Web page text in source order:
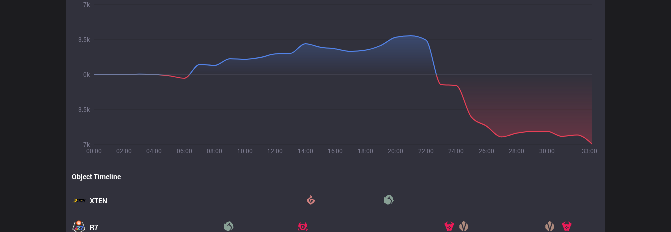
00:00 02:00 04:00 06:00 08:00 10:00 12:00 14:00 16:00 18:00 20:00 22:00 24:00 26:00 28:00 30:00 33:00
7k
3.5k
0k
3.5k
7k
Object Timeline
XTEN
R7